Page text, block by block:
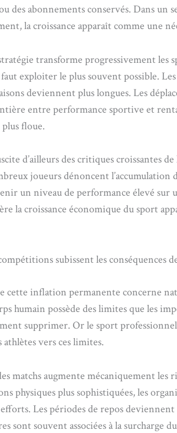
des abonnements conservés. Dans un
la croissance apparaît comme une
transforme progressivement les
exploiter le plus souvent possible.
deviennent plus longues. Les
entre performance sportive et
floue.
d’ailleurs des critiques croissantes
joueurs dénoncent l’accumulation
un niveau de performance élevé sur
la croissance économique du sport
subissent les conséquences
cette inflation permanente concerne
humain possède des limites que les
supprimer. Or le sport
vers ces limites.
matchs augmente mécaniquement les
physiques plus sophistiquées, les
efforts. Les périodes de repos
sont souvent associées à la surcharge